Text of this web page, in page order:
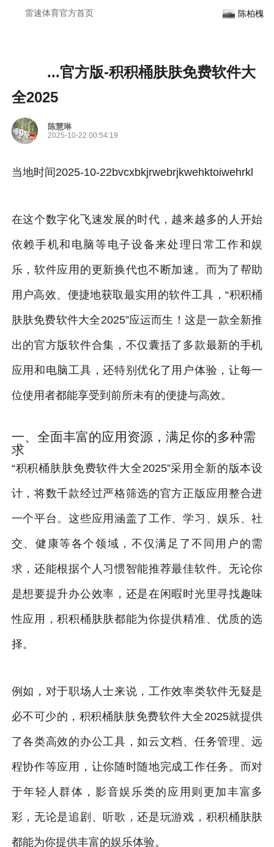
...官方版-雷速体育官方
雷速体育官方首页 陈柏槐
...官方版-积积桶肤肤免费软件大
全2025
陈慧琳
2025-10-22 00:54:19
当地时间2025-10-22bvcxbkjrwebrjkwehktoiwehrkl
在这个数字化飞速发展的时代，越来越多的人开始
依赖手机和电脑等电子设备来处理日常工作和娱
乐，软件应用的更新换代也不断加速。而为了帮助
用户高效、便捷地获取最实用的软件工具，“积积桶
肤肤免费软件大全2025”应运而生！这是一款全新推
出的官方版软件合集，不仅囊括了多款最新的手机
应用和电脑工具，还特别优化了用户体验，让每一
位使用者都能享受到前所未有的便捷与高效。
一、全面丰富的应用资源，满足你的多种需
求
“积积桶肤肤免费软件大全2025”采用全新的版本设
计，将数千款经过严格筛选的官方正版应用整合进
一个平台。这些应用涵盖了工作、学习、娱乐、社
交、健康等各个领域，不仅满足了不同用户的需
求，还能根据个人习惯智能推荐最佳软件。无论你
是想要提升办公效率，还是在闲暇时光里寻找趣味
性应用，积积桶肤肤都能为你提供精准、优质的选
择。
例如，对于职场人士来说，工作效率类软件无疑是
必不可少的，积积桶肤肤免费软件大全2025就提供
了各类高效的办公工具，如云文档、任务管理、远
程协作等应用，让你随时随地完成工作任务。而对
于年轻人群体，影音娱乐类的应用则更加丰富多
彩，无论是追剧、听歌，还是玩游戏，积积桶肤肤
都能为你提供丰富的娱乐体验。